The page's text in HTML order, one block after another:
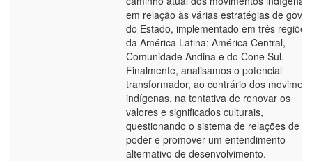
em relação às várias estratégias de
do Estado, implementado em três regiões
da América Latina: América Central,
Comunidade Andina e do Cone Sul.
Finalmente, analisamos o potencial
transformador, ao contrário dos
indígenas, na tentativa de renovar os
valores e significados culturais,
questionando o sistema de relações de
poder e promover um entendimento
alternativo de desenvolvimento.